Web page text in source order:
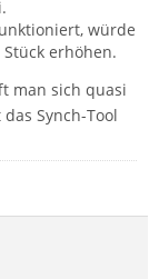
würde
erhöhen.
man sich quasi
Synch-Tool